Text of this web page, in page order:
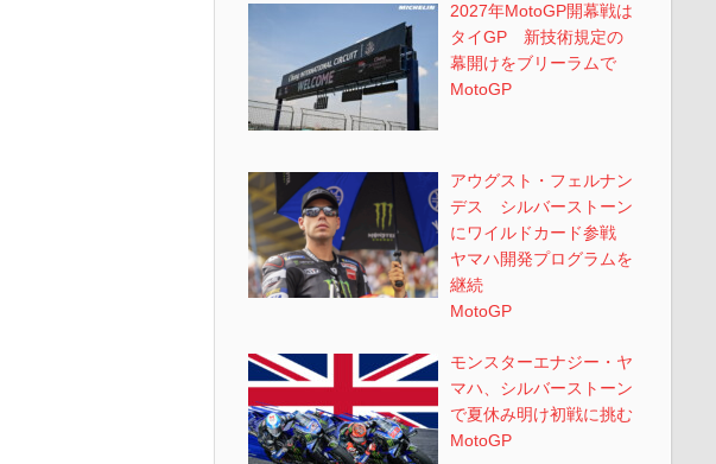
2027年MotoGP開幕戦は
タイGP 新技術規定の
幕開けをブリーラムで
MotoGP
アウグスト・フェルナン
デス シルバーストーン
にワイルドカード参戦
ヤマハ開発プログラムを
継続
MotoGP
モンスターエナジー・ヤ
マハ、シルバーストーン
で夏休み明け初戦に挑む
MotoGP